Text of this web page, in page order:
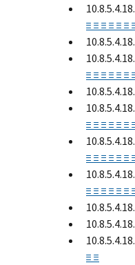
≡ ≡ ≡ ≡ ≡ ≡
≡ ≡ ≡ ≡ ≡ ≡
≡ ≡ ≡ ≡ ≡ ≡
≡ ≡ ≡ ≡ ≡ ≡
≡ ≡ ≡ ≡ ≡ ≡
≡ ≡